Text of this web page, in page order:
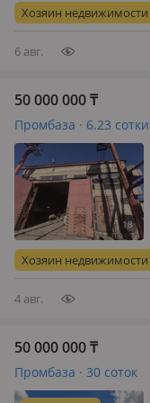
Хозяин недвижимости
6 авг.
50 000 000₸
Промбаза · 6.23 сотки
Хозяин недвижимости
4 авг.
50 000 000₸
Промбаза · 30 соток